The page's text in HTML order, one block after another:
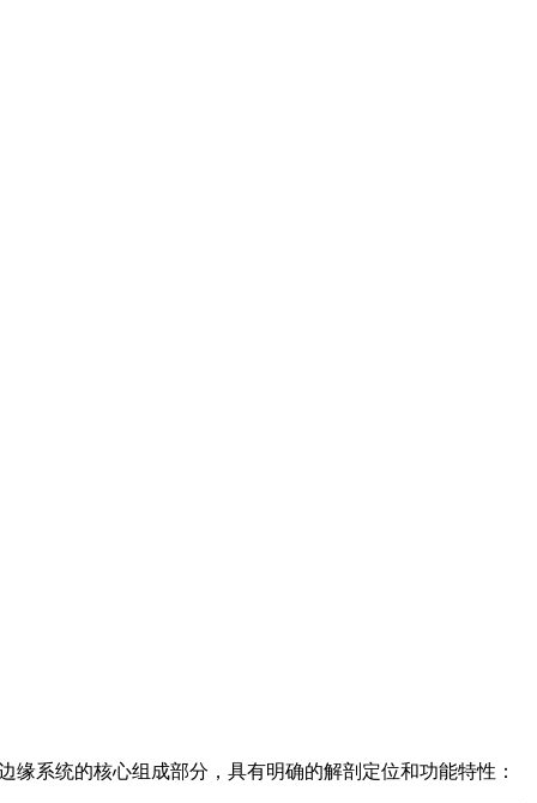
缘系统的核心组成部分，具有明确的解剖定位和功能特性：